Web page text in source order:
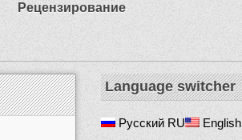
Рецензирование
Language switcher
Русский RU English